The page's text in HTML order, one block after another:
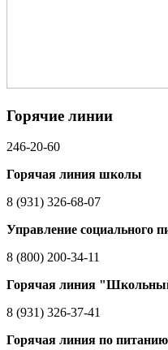
Горячие линии
246-20-60
Горячая линия школы
8 (931) 326-68-07
Управление социального
8 (800) 200-34-11
Горячая линия
8 (931) 326-37-41
Горячая линия по